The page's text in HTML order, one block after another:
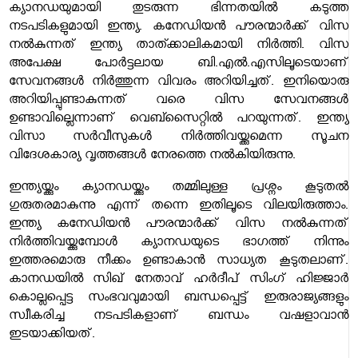
ക്യാനഡയുമായി തുടരുന്ന ഭിന്നതയിൽ കടുത്ത
നടപടികളുമായി ഇന്ത്യ. കനേഡിയൻ പൗരന്മാർക്ക് വിസ
നൽകുന്നത് ഇന്ത്യ താത്ക്കാലികമായി നിർത്തി. വിസ
അപേക്ഷ പോർട്ടലായ ബി.എൽ.എസിലൂടെയാണ്
സേവനങ്ങൾ നിർത്തുന്ന വിവരം അറിയിച്ചത്. ഇനിയൊരു
അറിയിപ്പുണ്ടാകുന്നത് വരെ വിസ സേവനങ്ങൾ
ഉണ്ടാവില്ലെന്നാണ് വെബ്സൈറ്റിൽ പറയുന്നത്. ഇന്ത്യ
വിസാ സർവീസുകൾ നിർത്തിവയ്ക്കുമെന്ന സൂചന
വിദേശകാര്യ വൃത്തങ്ങൾ നേരത്തെ നൽകിയിരുന്നു.
ഇന്ത്യയ്ക്കും ക്യാനഡയ്ക്കും തമ്മിലുള്ള പ്രശ്നം കൂടുതൽ
ഗുരുതരമാകുന്നു എന്ന് തന്നെ ഇതിലൂടെ വിലയിരുത്താം.
ഇന്ത്യ കനേഡിയൻ പൗരന്മാർക്ക് വിസ നൽകുന്നത്
നിർത്തിവയ്ക്കുമ്പോൾ ക്യാനഡയുടെ ഭാഗത്ത് നിന്നും
ഇത്തരമൊരു നീക്കം ഉണ്ടാകാൻ സാധ്യത കൂടുതലാണ്.
കാനഡയില്‍ സിഖ് നേതാവ് ഹര്‍ദീപ് സിംഗ് ഹിജ്ജാര്‍
കൊല്ലപ്പെട്ട സംഭവവുമായി ബന്ധപ്പെട്ട് ഇരുരാജ്യങ്ങളും
സ്വീകരിച്ച നടപടികളാണ് ബന്ധം വഷളാവാന്‍
ഇടയാക്കിയത്.